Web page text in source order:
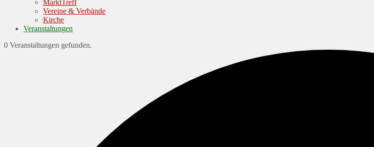
MarktTreff
Vereine & Verbände
Kirche
Veranstaltungen
0 Veranstaltungen gefunden.